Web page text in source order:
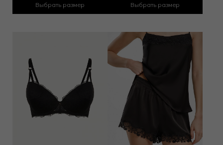
Выбрать размер Выбрать размер